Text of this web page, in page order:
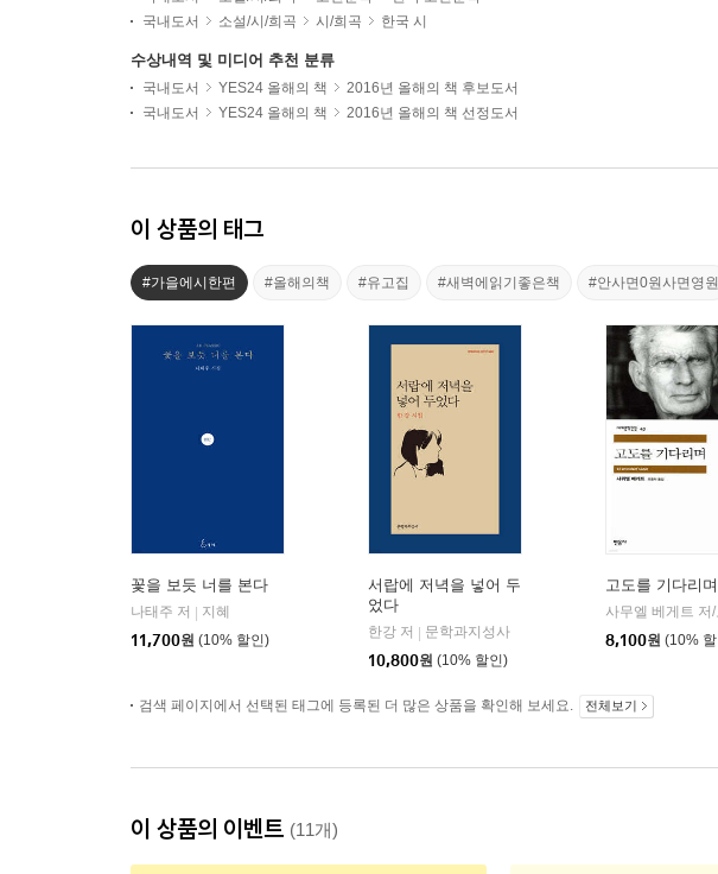
국내도서
소설/시/희곡 시/희곡 한국 시
수상내역 및 미디어 추천 분류
국내도서 YES24 올해의 책
2016년 올해의 책 후보도서
국내도서
YES24 올해의 책 2016년 올해의 책 선정도서
이 상품의 태그
#가을에시한편 #올해의책 #유고집 #새벽에읽기좋은책 #안사면0원사면영원
꽃을 보듯 너를 본다
나태주 저
지혜
11,700원 (10% 할인)
서랍에 저녁을 넣어 두
었다
한강 저
문학과지성사
10,800원 (10% 할인)
고도를 기다리며
8,100원 (10%
검색 페이지에서 선택된 태그에 등록된 더 많은 상품을 확인해 보세요. 전체보기
이 상품의 이벤트 (11개)